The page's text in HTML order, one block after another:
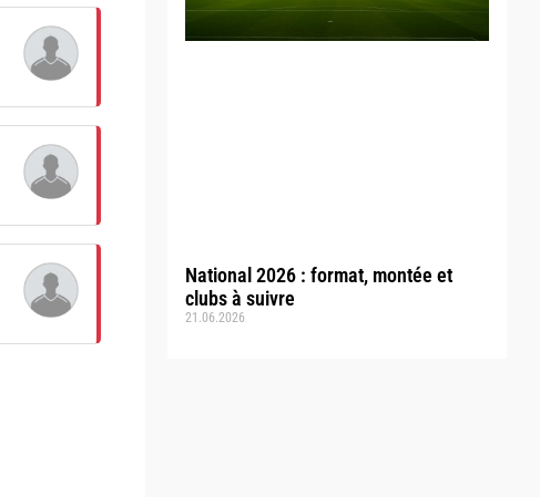
National 2026 : format, montée et
clubs à suivre
21.06.2026